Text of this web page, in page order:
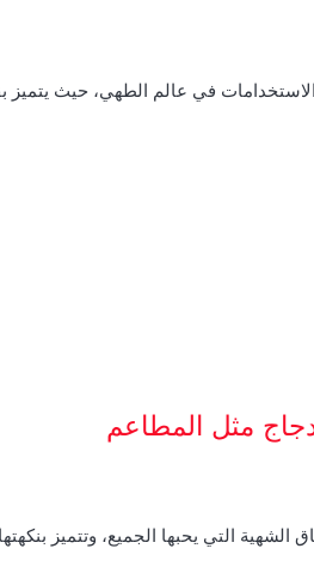
الاستخدامات في عالم الطهي، حيث
مثل المطاعم
الشهية التي يحبها الجميع، وتتميز